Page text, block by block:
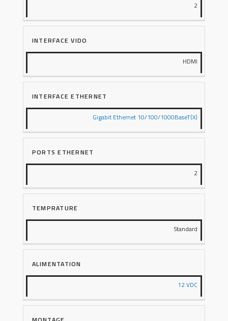
2
INTERFACE VIDO
HDMI
INTERFACE ETHERNET
Gigabit Ethernet 10/100/1000BaseT(X)
PORTS ETHERNET
2
TEMPRATURE
Standard
ALIMENTATION
12 VDC